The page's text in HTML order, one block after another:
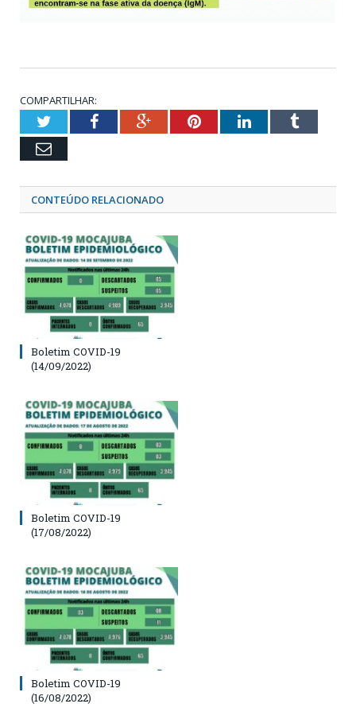
COMPARTILHAR:
TwitterFacebookGoogle+PinterestLinkedInTumblr
Email
CONTEÚDO RELACIONADO
Boletim COVID-19
(14/09/2022)
Boletim COVID-19
(17/08/2022)
Boletim COVID-19
(16/08/2022)